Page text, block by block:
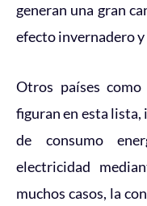
generan una gran
efecto invernadero
Otros países
figuran en esta lista,
de consumo
electricidad
muchos casos, la